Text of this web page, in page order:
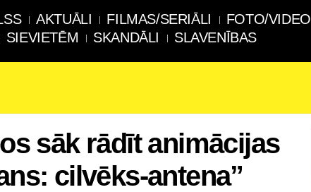
AKTUĀLI FILMAS/SERIĀLI FOTO/VIDEO
SIEVIETĒM SKANDĀLI SLAVENĪBAS
sāk rādīt animācijas
cilvēks-antena”